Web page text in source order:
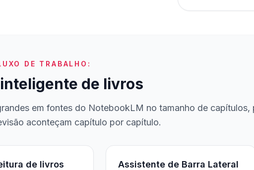
DE TRABALHO:
de livros
em fontes do NotebookLM no tamanho de capítulos,
aconteçam capítulo por capítulo.
de livros Assistente de Barra Lateral